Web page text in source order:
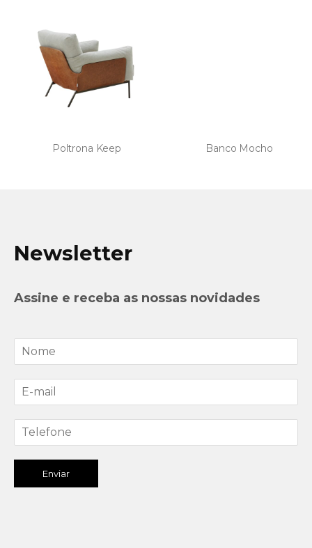
Poltrona Keep Banco Mocho
Newsletter
Assine e receba as nossas novidades
Enviar